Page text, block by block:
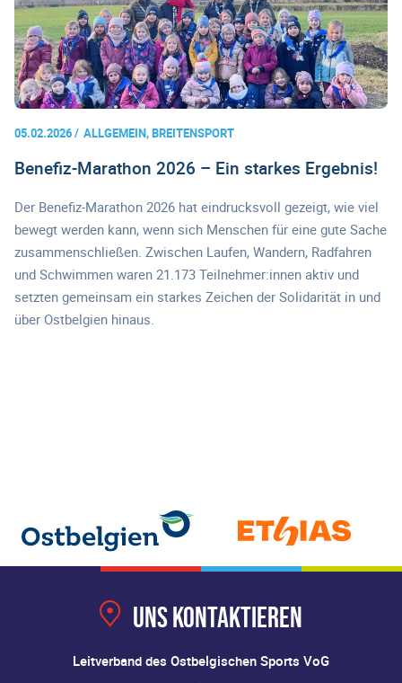
05.02.2026 ALLGEMEIN, BREITENSPORT
Benefiz-Marathon 2026 – Ein starkes Ergebnis!
Der Benefiz-Marathon 2026 hat eindrucksvoll gezeigt, wie viel
bewegt werden kann, wenn sich Menschen für eine gute Sache
zusammenschließen. Zwischen Laufen, Wandern, Radfahren
und Schwimmen waren 21.173 Teilnehmer:innen aktiv und
setzten gemeinsam ein starkes Zeichen der Solidarität in und
über Ostbelgien hinaus.
Uns kontaktieren
Leitverband des Ostbelgischen Sports VoG